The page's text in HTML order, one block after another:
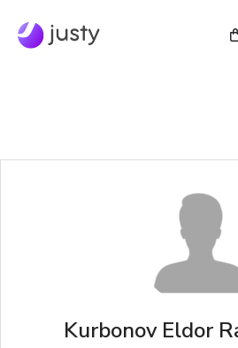
Kurbonov Eldor